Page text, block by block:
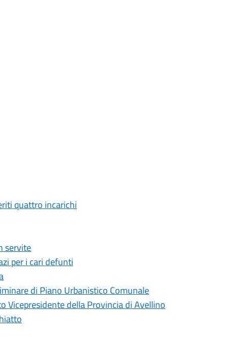
quattro incarichi
servite
per i cari defunti
di Piano Urbanistico Comunale
Vicepresidente della Provincia di Avellino